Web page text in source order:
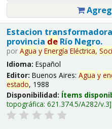
Estacion
provincia deRío Negro.
por Agua y Energía Eléctrica,
Idioma: Español
Editor: Buenos Aires: Agua y
estado, 1988
Disponibilidad: Ítems
topográfica: 621.374.5/A282/v.3